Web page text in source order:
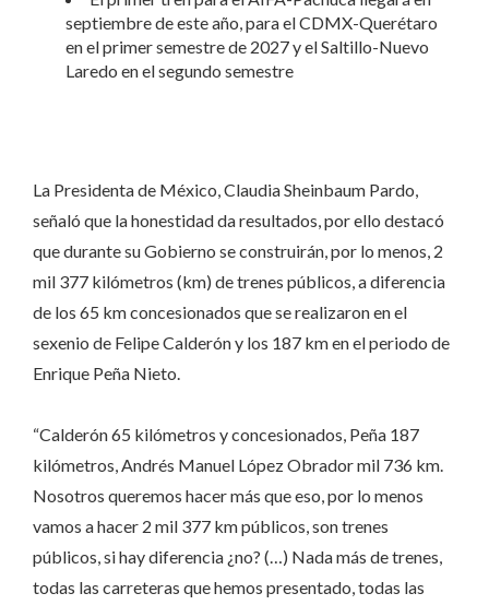
septiembre de este año, para el CDMX-Querétaro
en el primer semestre de 2027 y el Saltillo-Nuevo
Laredo en el segundo semestre
La Presidenta de México, Claudia Sheinbaum Pardo,
señaló que la honestidad da resultados, por ello destacó
que durante su Gobierno se construirán, por lo menos, 2
mil 377 kilómetros (km) de trenes públicos, a diferencia
de los 65 km concesionados que se realizaron en el
sexenio de Felipe Calderón y los 187 km en el periodo de
Enrique Peña Nieto.
“Calderón 65 kilómetros y concesionados, Peña 187
kilómetros, Andrés Manuel López Obrador mil 736 km.
Nosotros queremos hacer más que eso, por lo menos
vamos a hacer 2 mil 377 km públicos, son trenes
públicos, si hay diferencia ¿no? (…) Nada más de trenes,
todas las carreteras que hemos presentado, todas las